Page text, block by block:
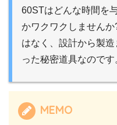
60STはどんな時間を
かワクワクしません
はなく、設計から製
った秘密道具なので
MEMO